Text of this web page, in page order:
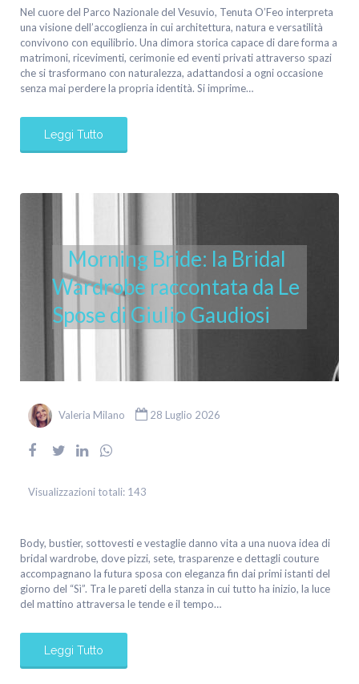
Nel cuore del Parco Nazionale del Vesuvio, Tenuta O’Feo interpreta
una visione dell’accoglienza in cui architettura, natura e versatilità
convivono con equilibrio. Una dimora storica capace di dare forma a
matrimoni, ricevimenti, cerimonie ed eventi privati attraverso spazi
che si trasformano con naturalezza, adattandosi a ogni occasione
senza mai perdere la propria identità. Si imprime…
Leggi Tutto
Morning Bride: la Bridal
Wardrobe raccontata da Le
Spose di Giulio Gaudiosi
Valeria Milano 28 Luglio 2026
Visualizzazioni totali: 143
Body, bustier, sottovesti e vestaglie danno vita a una nuova idea di
bridal wardrobe, dove pizzi, sete, trasparenze e dettagli couture
accompagnano la futura sposa con eleganza fin dai primi istanti del
giorno del “Sì”. Tra le pareti della stanza in cui tutto ha inizio, la luce
del mattino attraversa le tende e il tempo…
Leggi Tutto